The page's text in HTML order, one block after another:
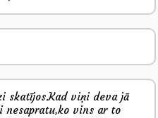
skatījos.Kad viņi deva jā
nesapratu,ko vins ar to